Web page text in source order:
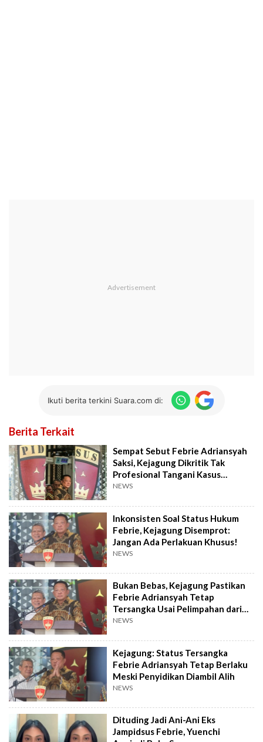
Ikuti berita terkini Suara.com di:
Berita Terkait
Sempat Sebut Febrie Adriansyah
Saksi, Kejagung Dikritik Tak
Profesional Tangani Kasus
Korupsi
NEWS
Inkonsisten Soal Status Hukum
Febrie, Kejagung Disemprot:
Jangan Ada Perlakuan Khusus!
NEWS
Bukan Bebas, Kejagung Pastikan
Febrie Adriansyah Tetap
Tersangka Usai Pelimpahan dari
Polri
NEWS
Kejagung: Status Tersangka
Febrie Adriansyah Tetap Berlaku
Meski Penyidikan Diambil Alih
NEWS
Dituding Jadi Ani-Ani Eks
Jampidsus Febrie, Yuenchi